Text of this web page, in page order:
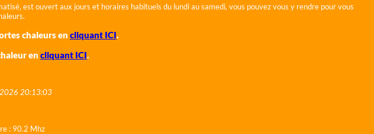
est ouvert aux jours et horaires habituels du lundi au samedi, vous pouvez vous y rendre pour vous
chaleurs en cliquant ICI.
en cliquant ICI.
20:13:03
: 90.2 Mhz